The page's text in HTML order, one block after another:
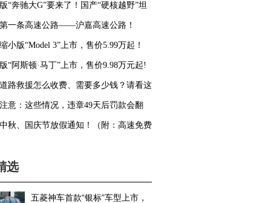
“奔驰大G”要来了！国产“硬核越野”坦
！
一条高速公路——沪嘉高速公路！
小版“Model 3”上市，售价5.99万起！
“阿斯顿·马丁”上市，售价9.98万元起!
路救援怎么收费、需要多少钱？请看这
意：这些情况，违章49天后罚款会翻
秋、国庆节放假通知！（附：高速免费
选
五菱神车首款“银标”车型上市，